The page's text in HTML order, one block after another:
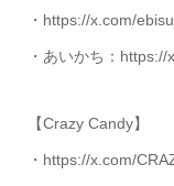
・https://x.com/
・あいかち：
【Crazy Candy】
・https://x.com/